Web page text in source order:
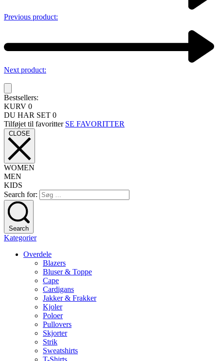
Previous product:
Next product:
Bestsellers:
KURV 0
DU HAR SET 0
Tilføjet til favoritter SE FAVORITTER
CLOSE
WOMEN
MEN
KIDS
Search for:
Search
Kategorier
Overdele
Blazers
Bluser & Toppe
Cape
Cardigans
Jakker & Frakker
Kjoler
Poloer
Pullovers
Skjorter
Strik
Sweatshirts
T-Shirts